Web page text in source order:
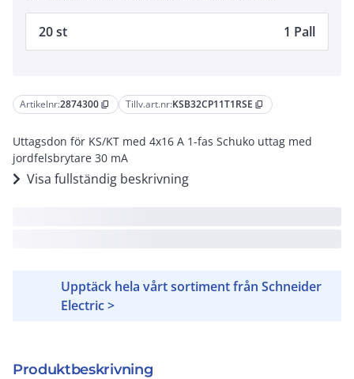
Artikelnr:2874300 content_copy Tillv.art.nr:KSB32CP11T1RSE content_copy
Uttagsdon för KS/KT med 4x16 A 1-fas Schuko uttag med
jordfelsbrytare 30 mA
Visa fullständig beskrivning
Upptäck hela vårt sortiment från Schneider
Electric >
Produktbeskrivning
20 st 1 Pall